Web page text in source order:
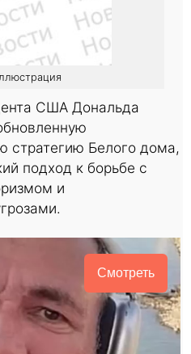
США Дональда
стратегию Белого дома,
подход к борьбе с
и
Смотреть